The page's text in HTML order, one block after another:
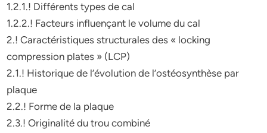
1.2.1.! Différents types de cal
1.2.2.! Facteurs influençant le volume du cal
2.! Caractéristiques structurales des « locking
compression plates » (LCP)
2.1.! Historique de l’évolution de l’ostéosynthèse par
plaque
2.2.! Forme de la plaque
2.3.! Originalité du trou combiné